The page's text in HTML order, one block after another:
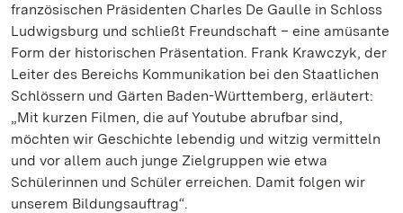
französischen Präsidenten Charles De Gaulle in Schloss
Ludwigsburg und schließt Freundschaft – eine amüsante
Form der historischen Präsentation. Frank Krawczyk, der
Leiter des Bereichs Kommunikation bei den Staatlichen
Schlössern und Gärten Baden-Württemberg, erläutert:
„Mit kurzen Filmen, die auf Youtube abrufbar sind,
möchten wir Geschichte lebendig und witzig vermitteln
und vor allem auch junge Zielgruppen wie etwa
Schülerinnen und Schüler erreichen. Damit folgen wir
unserem Bildungsauftrag“.